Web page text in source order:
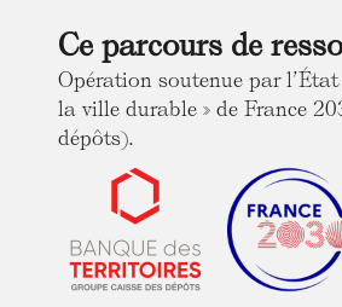
Ce parcours de
Opération soutenue par
la ville durable » de France
dépôts).